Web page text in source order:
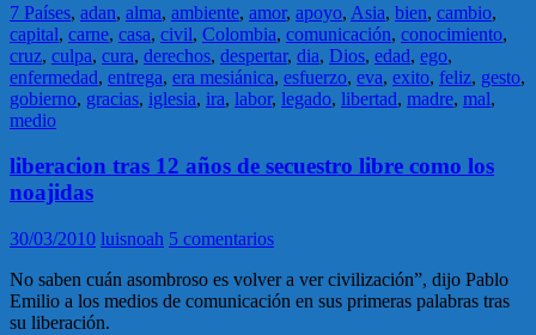
7 Países, adan, alma, ambiente, amor, apoyo, Asia, bien, cambio,
capital, carne, casa, civil, Colombia, comunicación, conocimiento,
cruz, culpa, cura, derechos, despertar, dia, Dios, edad, ego,
enfermedad, entrega, era mesiánica, esfuerzo, eva, exito, feliz, gesto,
gobierno, gracias, iglesia, ira, labor, legado, libertad, madre, mal,
medio
liberacion tras 12 años de secuestro libre como los
noajidas
30/03/2010 luisnoah 5 comentarios
No saben cuán asombroso es volver a ver civilización”, dijo Pablo
Emilio a los medios de comunicación en sus primeras palabras tras
su liberación.